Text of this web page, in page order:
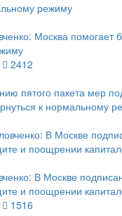
Москва помогает
2412
пятого пакета мер
к нормальному
В Москве
и поощрении
1516